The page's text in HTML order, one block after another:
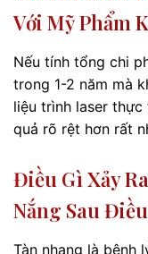
Với Mỹ Phẩm
Nếu tính tổng chi
trong 1-2 năm mà
liệu trình laser
quả rõ rệt hơn rất
Điều Gì Xảy
Nắng Sau
Tàn nhang là bệnh